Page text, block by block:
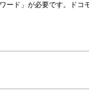
ード」が必要です。ドコ